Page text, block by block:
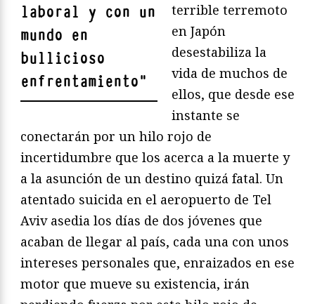
laboral y con un
mundo en
bullicioso
enfrentamiento"
terrible terremoto
en Japón
desestabiliza la
vida de muchos de
ellos, que desde ese
instante se
conectarán por un hilo rojo de
incertidumbre que los acerca a la muerte y
a la asunción de un destino quizá fatal. Un
atentado suicida en el aeropuerto de Tel
Aviv asedia los días de dos jóvenes que
acaban de llegar al país, cada una con unos
intereses personales que, enraizados en ese
motor que mueve su existencia, irán